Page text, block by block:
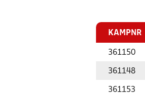
KAMPNR
361150
361148
361153